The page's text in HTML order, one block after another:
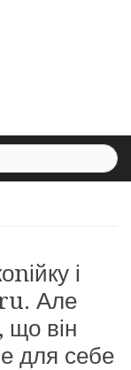
і
Але
що він
для себе